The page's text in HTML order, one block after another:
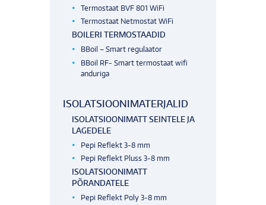
Termostaat BVF 801 WiFi
Termostaat Netmostat WiFi
BOILERI TERMOSTAADID
BBoil – Smart regulaator
BBoil RF- Smart termostaat wifi
anduriga
ISOLATSIOONIMATERJALID
ISOLATSIOONIMATT SEINTELE JA
LAGEDELE
Pepi Reflekt 3-8 mm
Pepi Reflekt Pluss 3-8 mm
ISOLATSIOONIMATT
PÕRANDATELE
Pepi Reflekt Poly 3-8 mm